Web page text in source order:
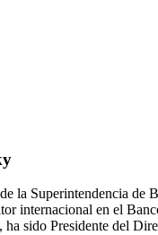
la Superintendencia
internacional en el
ha sido Presidente del